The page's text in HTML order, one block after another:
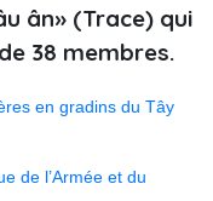
ân» (Trace) qui
38 membres.
en gradins du Tây
de l’Armée et du